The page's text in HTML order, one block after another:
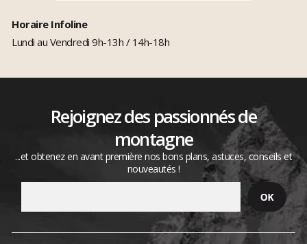
Horaire Infoline
Lundi au Vendredi 9h-13h / 14h-18h
Rejoignez des passionnés de
montagne
...et obtenez en avant première nos bons plans, astuces, conseils et
nouveautés !